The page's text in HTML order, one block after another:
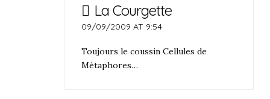
La Courgette
09/09/2009 AT 9:54
Toujours le coussin Cellules de
Métaphores…